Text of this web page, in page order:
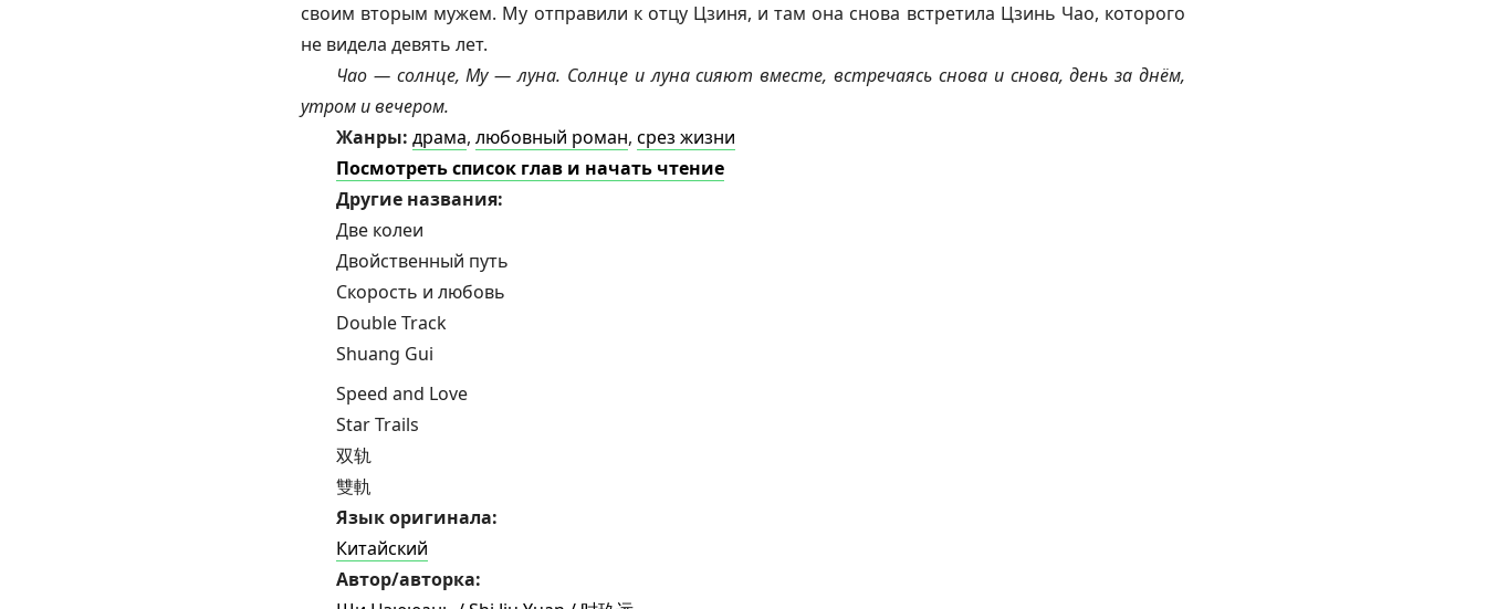
своим вторым мужем. Му отправили к отцу Цзиня, и там она снова встретила Цзинь Чао, которого
не видела девять лет.
Чао — солнце, Му — луна. Солнце и луна сияют вместе, встречаясь снова и снова, день за днём,
утром и вечером.
Жанры: драма, любовный роман, срез жизни
Посмотреть список глав и начать чтение
Другие названия:
Две колеи
Двойственный путь
Скорость и любовь
Double Track
Shuang Gui
Speed and Love
Star Trails
双轨
雙軌
Язык оригинала:
Китайский
Автор/авторка: